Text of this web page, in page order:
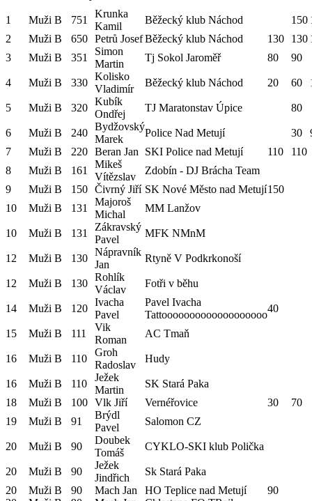
1 Muži B 751
Krunka
Kamil
Běžecký klub Náchod 150
2
Muži B 650 Petrů JosefBěžecký klub Náchod 130 130
3
Muži B 351
Simon
Martin
Tj Sokol Jaroměř 80 90
4 Muži B 330
Kolisko
Vladimír
Běžecký klub Náchod 20 60
5 Muži B 320
Kubík
Ondřej
TJ Maratonstav Úpice 80
6 Muži B 240
Bydžovský
Marek
Police Nad Metují 30
7
Muži B 220 Beran Jan SKI Police nad Metují 110
110
8
Muži B 161
Mikeš
Vítězslav
Zdobín - DJ Brácha Team
9
Muži B 150 Čivrný Jiří SK Nové Město nad Metují150
10
Muži B 131
Majoroš
Michal
MM Lanžov
10 Muži B 131
Zákravský
Pavel
MFK NMnM
12 Muži B 130
Nápravník
Jan
Rtyně V Podkrkonoší
12 Muži B 130
Rohlík
Václav
Fotři v běhu
14 Muži B 120
Ivacha
Pavel
Pavel Ivacha
Tattooooooooooooooooooo
40
15 Muži B 111
Vik
Roman
AC Tmaň
16 Muži B 110
Groh
Radoslav
Hudy
16 Muži B 110
Ježek
Martin
SK Stará Paka
18
Muži B 100 Vlk Jiří Vernéřovice 30
70
19
Muži B 91
Brýdl
Pavel
Salomon CZ
20 Muži B 90
Doubek
Tomáš
CYKLO-SKI klub Polička
20 Muži B 90
Ježek
Jindřich
Sk Stará Paka
20
Muži B 90 Mach Jan HO Teplice nad Metují
90